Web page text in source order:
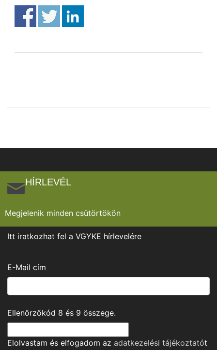
HÍRLEVÉL
Megjelenik minden csütörtökön
Itt iratkozhat fel a VGYKE hírlevelére
E-Mail cím
Ellenőrzőkód 8 és 9 összege.
Elolvastam és elfogadom az adatkezelési tájékoztatót